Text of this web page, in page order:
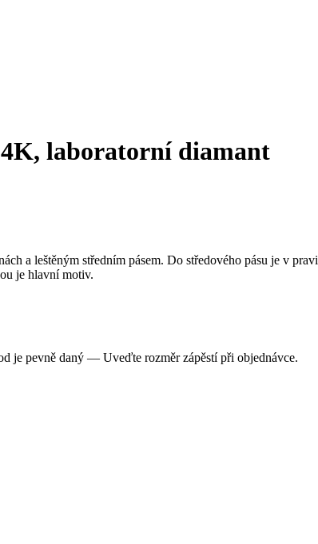
laboratorní diamant
a leštěným středním pásem. Do středového pásu je v
je hlavní motiv.
je pevně daný — Uveďte rozměr zápěstí při objednávce.